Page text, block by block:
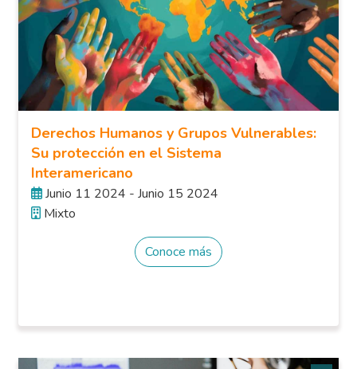
Derechos Humanos y Grupos Vulnerables:
Su protección en el Sistema
Interamericano
Junio 11 2024 - Junio 15 2024
Mixto
Conoce más